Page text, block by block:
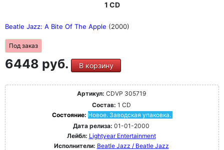
1 CD
Beatle Jazz: A Bite Of The Apple (2000)
Под заказ
6448 руб. В корзину
Артикул: CDVP 305719
Состав: 1 CD
Состояние: Новое. Заводская упаковка.
Дата релиза: 01-01-2000
Лейбл: Lightyear Entertainment
Исполнители: Beatle Jazz / Beatle Jazz